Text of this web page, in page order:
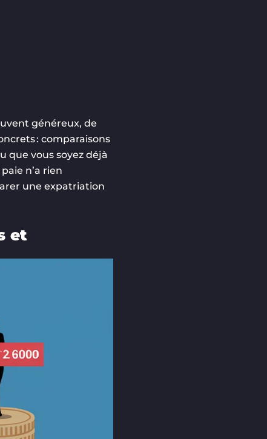
généreux, de
: comparaisons
que vous soyez déjà
n’a rien
une expatriation
et